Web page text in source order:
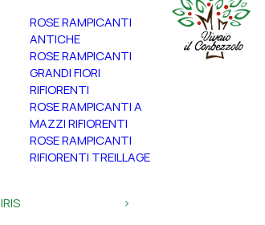
ROSE RAMPICANTI
ANTICHE
ROSE RAMPICANTI
GRANDI FIORI
RIFIORENTI
ROSE RAMPICANTI A
MAZZI RIFIORENTI
ROSE RAMPICANTI
RIFIORENTI TREILLAGE
IRIS